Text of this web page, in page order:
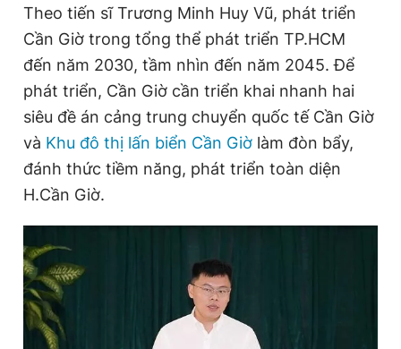
Theo tiến sĩ Trương Minh Huy Vũ, phát triển
Cần Giờ trong tổng thể phát triển TP.HCM
đến năm 2030, tầm nhìn đến năm 2045. Để
phát triển, Cần Giờ cần triển khai nhanh hai
siêu đề án cảng trung chuyển quốc tế Cần Giờ
và Khu đô thị lấn biển Cần Giờ làm đòn bẩy,
đánh thức tiềm năng, phát triển toàn diện
H.Cần Giờ.